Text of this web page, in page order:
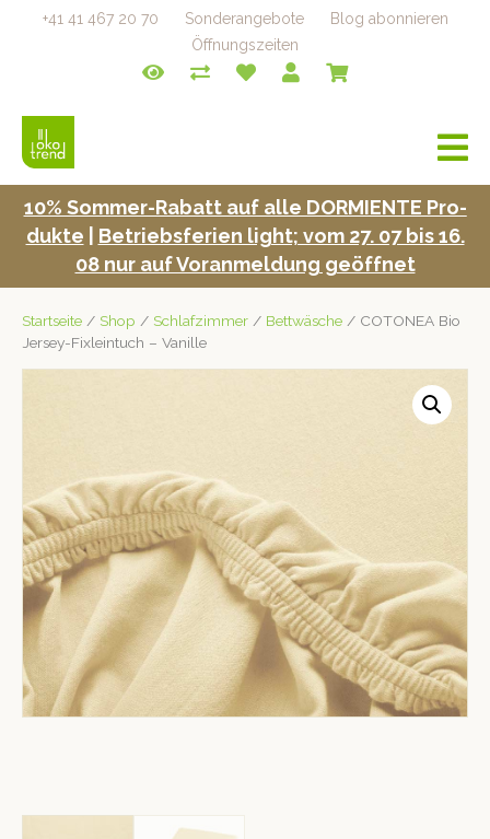
+41 41 467 20 70 Sonderangebote
Blog abonnieren
Öffnungszeiten
a
v
i
10% Som­mer-Rabatt auf alle DORMIENTE Pro­
duk­te
Betrieb­s­fe­rien light; vom 27. 07 bis 16.
08 nur auf Voran­mel­dung geöffnet
Startseite / Shop / Schlafzimmer / Bettwäsche / COTONEA Bio
Jersey-Fixleintuch – Vanille